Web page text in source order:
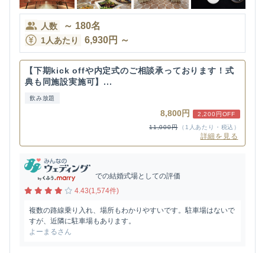
人数 ～ 180名
1人あたり 6,930円 ～
【下期kick offや内定式のご相談承っております！式
典も同施設実施可】...
飲み放題
8,800円
2,200円OFF
11,000円
（1人あたり・税込）
詳細を見る
での結婚式場としての評価
4.43(1,574件)
複数の路線乗り入れ、場所もわかりやすいです。駐車場はないで
すが、近隣に駐車場もあります。
よーまるさん